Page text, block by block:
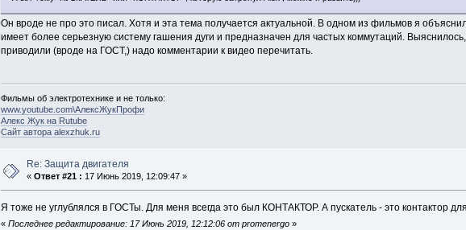
Он вроде не про это писал. Хотя и эта тема получается актуальной. В одном из фильмов я
имеет более серьезную систему гашения дуги и предназначен для частых коммутаций.
приводили (вроде на ГОСТ,) надо комментарии к видео перечитать.
Фильмы об электротехнике и не только:
www.youtube.com\АлексЖукПрофи
Алекс Жук на Rutube
Сайт автора alexzhuk.ru
Re: Защита двигателя
«Ответ #21 : 17 Июнь 2019, 12:09:47 »
Я тоже не углублялся в ГОСТы. Для меня всегда это был КОНТАКТОР. А пускатель - это контактор
« Последнее редактирование: 17 Июнь 2019, 12:12:06 от promenergo»